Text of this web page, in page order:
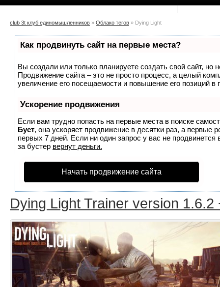
club 3t клуб единомышленников » Облако тегов » Dying Light
Как продвинуть сайт на первые места?
Вы создали или только планируете создать свой сайт, но
Продвижение сайта – это не просто процесс, а целый
увеличение его посещаемости и повышение его позиций в
Ускорение продвижения
Если вам трудно попасть на первые места в поиске
Буст, она ускоряет продвижение в десятки раз, а первые
первых 7 дней. Если ни один запрос у вас не продвинется
за бустер вернут деньги.
Начать продвижение сайта
Dying Light Trainer version 1.6.2